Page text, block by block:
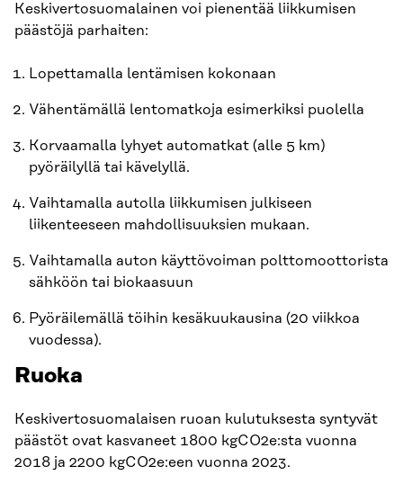
Keskivertosuomalainen voi pienentää liikkumisen
päästöjä parhaiten:
Lopettamalla lentämisen kokonaan
Vähentämällä lentomatkoja esimerkiksi puolella
Korvaamalla lyhyet automatkat (alle 5 km)
pyöräilyllä tai kävelyllä.
Vaihtamalla autolla liikkumisen julkiseen
liikenteeseen mahdollisuuksien mukaan.
Vaihtamalla auton käyttövoiman polttomoottorista
sähköön tai biokaasuun
Pyöräilemällä töihin kesäkuukausina (20 viikkoa
vuodessa).
Ruoka
Keskivertosuomalaisen ruoan kulutuksesta syntyvät
päästöt ovat kasvaneet 1800 kgCO2e:sta vuonna
2018 ja 2200 kgCO2e:een vuonna 2023.